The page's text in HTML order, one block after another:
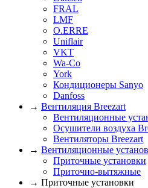
FRAL
LMF
O.ERRE
Uniflair
VKT
Wa-Co
York
Кондиционеры Sanyo
Danfoss
→ Вентиляция Breezart
Вентиляционные
Осушители воздуха
Вентиляторы Breezart
→ Вентиляционные
Приточные установки
Приточно-вытяжные
→ Приточные установки